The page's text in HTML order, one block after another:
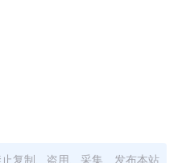
复制、盗用、采集、发布本站